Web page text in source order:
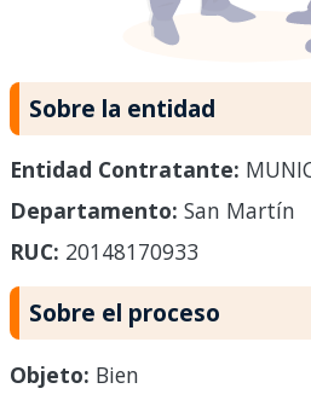
Sobre la entidad
Entidad Contratante:
Departamento: San Martín
RUC: 20148170933
Sobre el proceso
Objeto: Bien